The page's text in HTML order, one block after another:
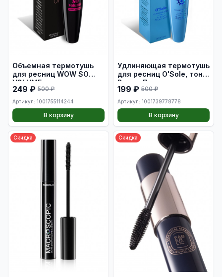
Объемная термотушь
для ресниц WOW SO
VOLUME
249 ₽ 500 ₽
Артикул: 1001755114244
В корзину
Удлиняющая термотушь
для ресниц O'Sole, тон
Волны Позитано
199 ₽ 500 ₽
Артикул: 1001739778778
В корзину
Скидка Скидка